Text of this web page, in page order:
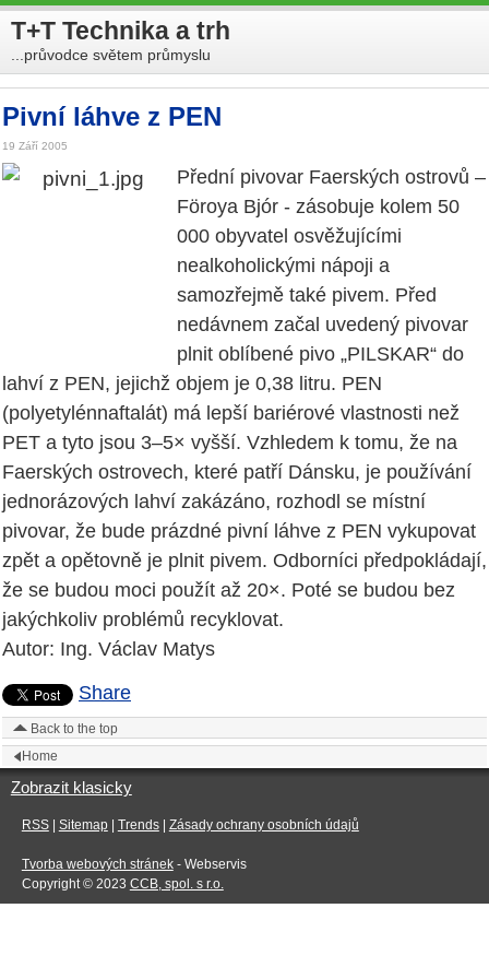
T+T Technika a trh
...průvodce světem průmyslu
Pivní láhve z PEN
19 Září 2005
Přední pivovar Faerských ostrovů –
Föroya Bjór - zásobuje kolem 50
000 obyvatel osvěžujícími
nealkoholickými nápoji a
samozřejmě také pivem. Před
nedávnem začal uvedený pivovar
plnit oblíbené pivo „PILSKAR“ do
lahví z PEN, jejichž objem je 0,38 litru. PEN
(polyetylénnaftalát) má lepší bariérové vlastnosti než
PET a tyto jsou 3–5× vyšší. Vzhledem k tomu, že na
Faerských ostrovech, které patří Dánsku, je používání
jednorázových lahví zakázáno, rozhodl se místní
pivovar, že bude prázdné pivní láhve z PEN vykupovat
zpět a opětovně je plnit pivem. Odborníci předpokládají,
že se budou moci použít až 20×. Poté se budou bez
jakýchkoliv problémů recyklovat.
Autor: Ing. Václav Matys
Share
Back to the top
Home
Zobrazit klasicky
RSS| Sitemap| Trends| Zásady ochrany osobních údajů
Tvorba webových stránek- Webservis
Copyright © 2023 CCB, spol. s r.o.